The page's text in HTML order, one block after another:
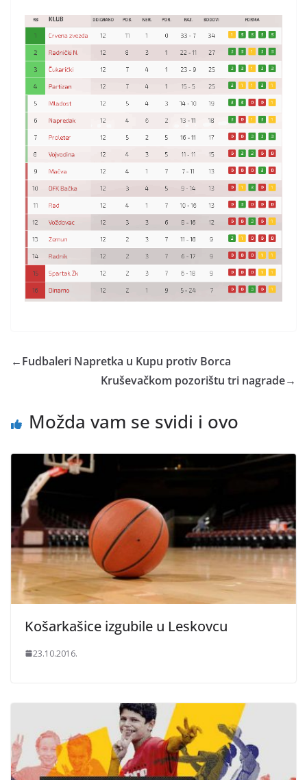
←Fudbaleri Napretka u Kupu protiv Borca
Kruševačkom pozorištu tri nagrade→
Možda vam se svidi i ovo
Košarkašice izgubile u Leskovcu
23.10.2016.